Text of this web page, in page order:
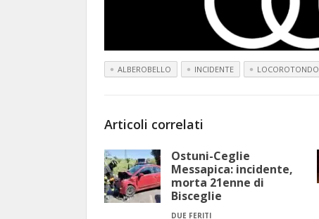
ALBEROBELLO INCIDENTE LOCOROTONDO
Articoli correlati
Ostuni-Ceglie
Messapica: incidente,
morta 21enne di
Bisceglie
DUE FERITI